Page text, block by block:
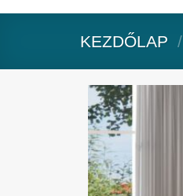
KEZDŐLAP /